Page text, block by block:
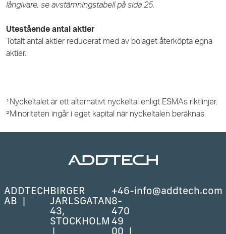
långivare, se avstämningstabell på sida 25.
Utestående antal aktier
Totalt antal aktier reducerat med av bolaget återköpta egna
aktier.
¹Nyckeltalet är ett alternativt nyckeltal enligt ESMAs riktlinjer.
²Minoriteten ingår i eget kapital när nyckeltalen beräknas.
ADDTECH
AB
BIRGER
JARLSGATAN
43,
STOCKHOLM
+46-
8-
470
49
00
info@addtech.com